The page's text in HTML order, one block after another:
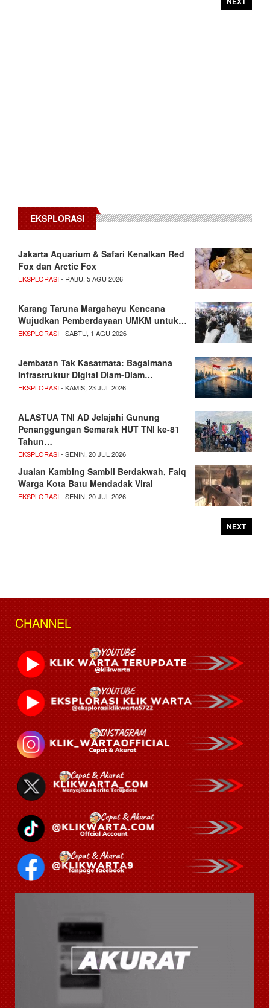
EKSPLORASI
Jakarta Aquarium & Safari Kenalkan Red
Fox dan Arctic Fox
EKSPLORASI- RABU, 5 AGU 2026
Karang Taruna Margahayu Kencana
Wujudkan Pemberdayaan UMKM untuk…
EKSPLORASI- SABTU, 1 AGU 2026
Jembatan Tak Kasatmata: Bagaimana
Infrastruktur Digital Diam-Diam…
EKSPLORASI- KAMIS, 23 JUL 2026
ALASTUA TNI AD Jelajahi Gunung
Penanggungan Semarak HUT TNI ke-81
Tahun…
EKSPLORASI- SENIN, 20 JUL 2026
Jualan Kambing Sambil Berdakwah, Faiq
Warga Kota Batu Mendadak Viral
EKSPLORASI- SENIN, 20 JUL 2026
NEXT
CHANNEL